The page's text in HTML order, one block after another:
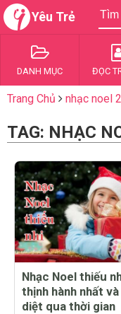
Yêu Trẻ
DANH MỤC ĐỌC
Trang Chủ nhạc noel
TAG: NHẠC
Nhạc Noel thiếu
thịnh hành nhất
diệt qua thời gian